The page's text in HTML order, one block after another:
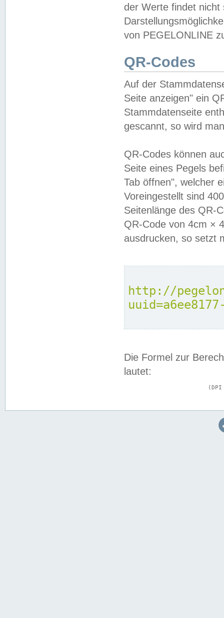
der Werte findet
von PEGELONLINE
QR-Codes
Auf der
Seite anzeigen" ein
Stammdatenseite
gescannt, so wird
QR-Codes können
Seite eines Pegels
Tab öffnen", welcher
Voreingestellt sind
Seitenlänge des QR-
QR-Code von 4cm ×
ausdrucken, so setzt
http://
Die Formel zur
lautet: